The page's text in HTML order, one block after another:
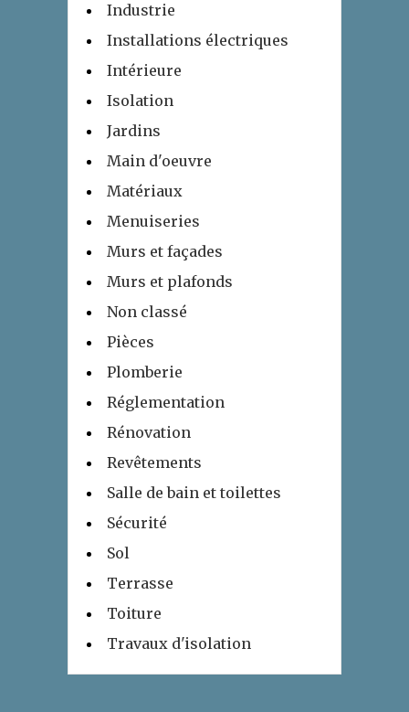
Industrie
Installations électriques
Intérieure
Isolation
Jardins
Main d'oeuvre
Matériaux
Menuiseries
Murs et façades
Murs et plafonds
Non classé
Pièces
Plomberie
Réglementation
Rénovation
Revêtements
Salle de bain et toilettes
Sécurité
Sol
Terrasse
Toiture
Travaux d'isolation